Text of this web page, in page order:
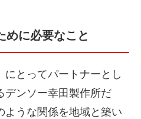
めに必要なこと
にとってパートナーとし
デンソー幸田製作所だ
ような関係を地域と築い